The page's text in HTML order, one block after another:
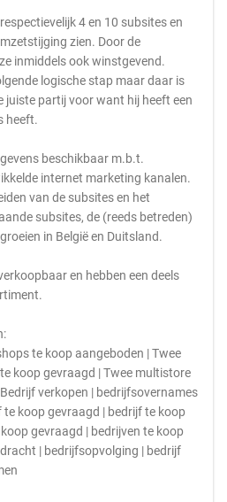
4 en 10 subsites en
zien. Door de
inmiddels ook winstgevend.
logische stap maar daar is
juiste partij voor want hij heeft een
heeft.
beschikbaar m.b.t.
internet marketing kanalen.
van de subsites en het
subsites, de (reeds betreden)
in België en Duitsland.
en hebben een deels
te koop aangeboden | Twee
koop gevraagd | Twee multistore
verkopen | bedrijfsovernames
koop gevraagd | bedrijf te koop
gevraagd | bedrijven te koop
| bedrijfsopvolging | bedrijf